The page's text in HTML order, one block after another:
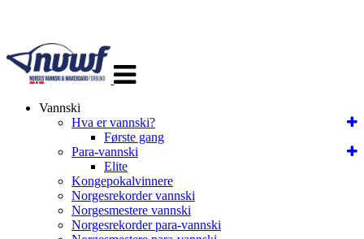
navigasjon
Vannski
Hva er vannski?
Første gang
Para-vannski
Elite
Kongepokalvinnere
Norgesrekorder vannski
Norgesmestere vannski
Norgesrekorder para-vannski